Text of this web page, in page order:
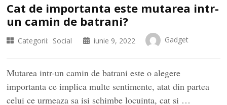
Cat de importanta este mutarea intr-
un camin de batrani?
Categorii: Social iunie 9, 2022 Gadget
Mutarea intr-un camin de batrani este o alegere
importanta ce implica multe sentimente, atat din partea
celui ce urmeaza sa isi schimbe locuinta, cat si …